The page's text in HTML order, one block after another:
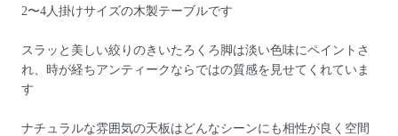
2〜4人掛けサイズの木製テーブルです
スラッと美しい絞りのきいたろくろ脚は淡い色味にペイントさ
れ、時が経ちアンティークならではの質感を見せてくれていま
す
ナチュラルな雰囲気の天板はどんなシーンにも相性が良く空間